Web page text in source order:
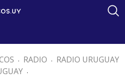
. RADIO . RADIO URUGUAY
.